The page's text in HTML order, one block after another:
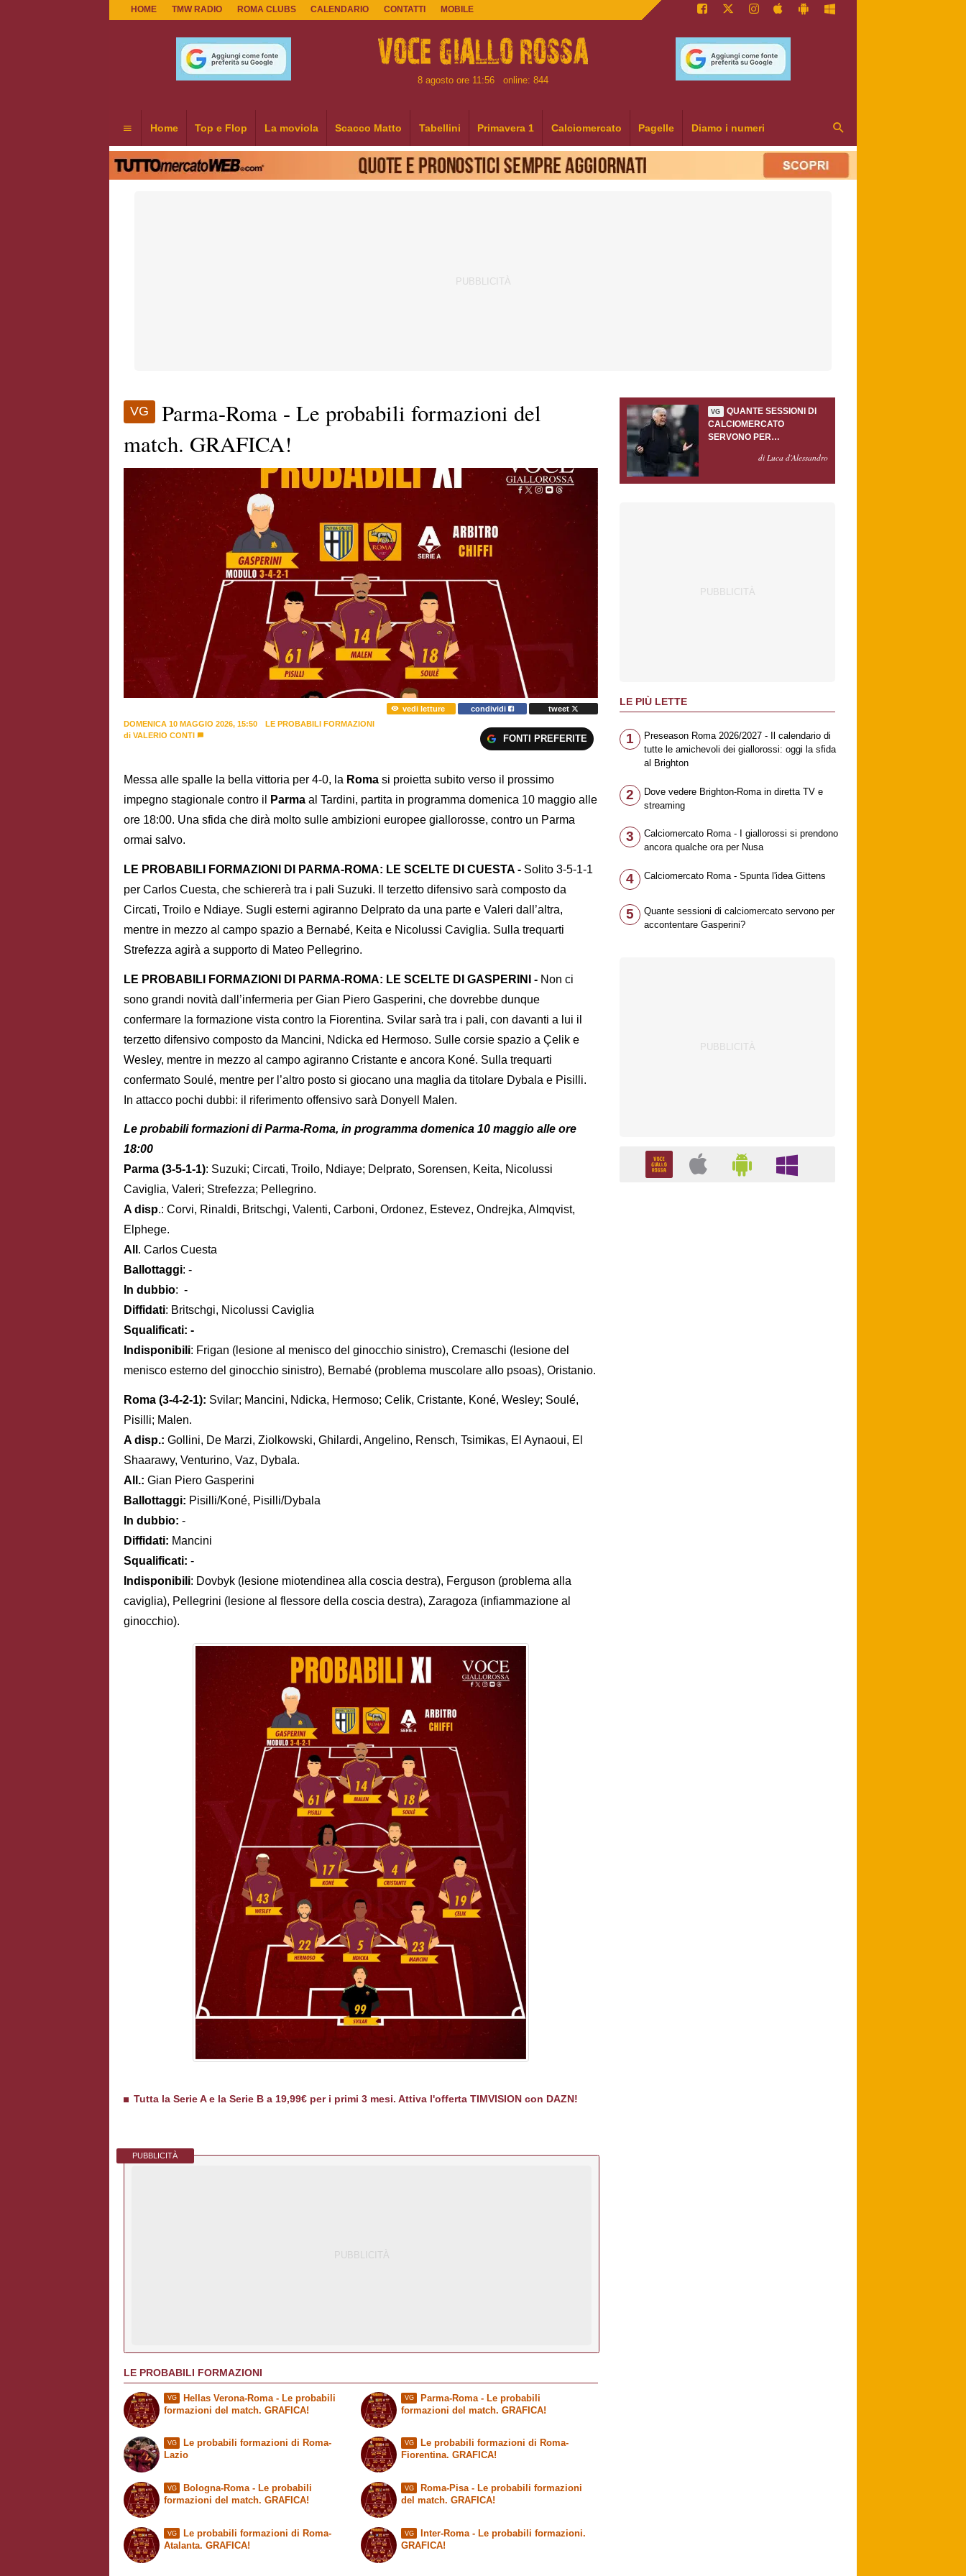
HOME TMW RADIO ROMA CLUBS CALENDARIO CONTATTI MOBILE
8 agosto ore 11:56 online: 844
Home Top e Flop La moviola Scacco Matto Tabellini Primavera 1 Calciomercato Pagelle Diamo i numeri
VG
Parma-Roma - Le probabili formazioni del
match. GRAFICA!
vedi letture condividi
tweet
DOMENICA 10 MAGGIO 2026, 15:50
LE PROBABILI FORMAZIONI
di VALERIO CONTI FONTI PREFERITE
Messa alle spalle la bella vittoria per 4-0, la Roma si proietta subito verso il prossimo
impegno stagionale contro il
Parma al Tardini, partita in programma domenica 10 maggio alle
ore 18:00. Una sfida che dirà molto sulle ambizioni europee giallorosse, contro un Parma
ormai salvo.
LE PROBABILI FORMAZIONI DI PARMA-ROMA: LE SCELTE DI CUESTA - Solito 3-5-1-1
per Carlos Cuesta, che schiererà tra i pali Suzuki. Il terzetto difensivo sarà composto da
Circati, Troilo e Ndiaye. Sugli esterni agiranno Delprato da una parte e Valeri dall’altra,
mentre in mezzo al campo spazio a Bernabé, Keita e Nicolussi Caviglia. Sulla trequarti
Strefezza agirà a supporto di Mateo Pellegrino.
LE PROBABILI FORMAZIONI DI PARMA-ROMA: LE SCELTE DI GASPERINI - Non ci
sono grandi novità dall’infermeria per Gian Piero Gasperini, che dovrebbe dunque
confermare la formazione vista contro la Fiorentina. Svilar sarà tra i pali, con davanti a lui il
terzetto difensivo composto da Mancini, Ndicka ed Hermoso. Sulle corsie spazio a Çelik e
Wesley, mentre in mezzo al campo agiranno Cristante e ancora Koné. Sulla trequarti
confermato Soulé, mentre per l’altro posto si giocano una maglia da titolare Dybala e Pisilli.
In attacco pochi dubbi: il riferimento offensivo sarà Donyell Malen.
Le probabili formazioni di Parma-Roma, in programma domenica 10 maggio alle ore
18:00
Parma (3-5-1-1): Suzuki; Circati, Troilo, Ndiaye; Delprato, Sorensen, Keita, Nicolussi
Caviglia, Valeri; Strefezza; Pellegrino.
A disp.: Corvi, Rinaldi, Britschgi, Valenti, Carboni, Ordonez, Estevez, Ondrejka, Almqvist,
Elphege.
All . Carlos Cuesta
Ballottaggi: -
In dubbio: -
Diffidati: Britschgi, Nicolussi Caviglia
Squalificati: -
Indisponibili: Frigan (lesione al menisco del ginocchio sinistro), Cremaschi (lesione del
menisco esterno del ginocchio sinistro), Bernabé (problema muscolare allo psoas), Oristanio.
Roma (3-4-2-1): Svilar; Mancini, Ndicka, Hermoso; Celik, Cristante, Koné, Wesley; Soulé,
Pisilli; Malen.
A disp.: Gollini, De Marzi, Ziolkowski, Ghilardi, Angelino, Rensch, Tsimikas, El Aynaoui, El
Shaarawy, Venturino, Vaz, Dybala.
All.: Gian Piero Gasperini
Ballottaggi: Pisilli/Koné, Pisilli/Dybala
In dubbio: -
Diffidati: Mancini
Squalificati: -
Indisponibili: Dovbyk (lesione miotendinea alla coscia destra), Ferguson (problema alla
caviglia), Pellegrini (lesione al flessore della coscia destra), Zaragoza (infiammazione al
ginocchio).
Tutta la Serie A e la Serie B a 19,99€ per i primi 3 mesi. Attiva l'offerta TIMVISION con DAZN!
PUBBLICITÀ
LE PROBABILI FORMAZIONI
VG
Hellas Verona-Roma - Le probabili
formazioni del match. GRAFICA!
VG
Le probabili formazioni di Roma-
Lazio
VG
Parma-Roma - Le probabili
formazioni del match. GRAFICA!
VG
Le probabili formazioni di Roma-
Fiorentina. GRAFICA!
VG
Bologna-Roma - Le probabili
formazioni del match. GRAFICA!
VG
Le probabili formazioni di Roma-
Atalanta. GRAFICA!
VG
Roma-Pisa - Le probabili formazioni
del match. GRAFICA!
VG
Inter-Roma - Le probabili formazioni.
GRAFICA!
VG
QUANTE SESSIONI DI
CALCIOMERCATO
SERVONO PER
GASPERINI?di Luca d'Alessandro
LE PIÙ LETTE
1
Preseason Roma 2026/2027 - Il calendario di
tutte le amichevoli dei giallorossi: oggi la sfida
al Brighton
2
Dove vedere Brighton-Roma in diretta TV e
streaming
3
Calciomercato Roma - I giallorossi si prendono
ancora qualche ora per Nusa
4 Calciomercato Roma - Spunta l'idea Gittens
5
Quante sessioni di calciomercato servono per
accontentare Gasperini?